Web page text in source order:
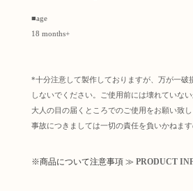
■age
18 months+
*十分注意して製作しておりますが、万が一破
しないでください。ご使用前には壊れていない
大人の目の届くところでのご使用をお願い致
事故につきましては一切の責任を負いかねます
※商品について注意事項 ≫ PRODUCT